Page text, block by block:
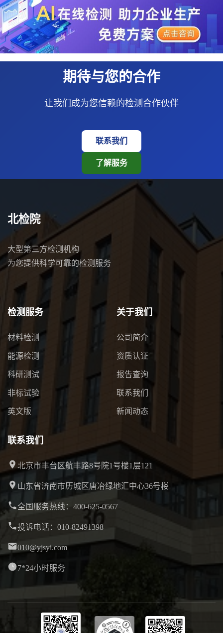
期待与您的合作
让我们成为您信赖的检测合作伙伴
联系我们
了解服务
北检院
大型第三方检测机构
为您提供科学可靠的检测服务
检测服务
材料检测
能源检测
科研测试
非标试验
英文版
关于我们
公司简介
资质认证
报告查询
联系我们
新闻动态
联系我们
北京市丰台区航丰路8号院1号楼1层121
山东省济南市历城区唐冶绿地汇中心36号楼
全国服务热线：400-625-0567
投诉电话：010-82491398
010@yjsyi.com
7*24小时服务